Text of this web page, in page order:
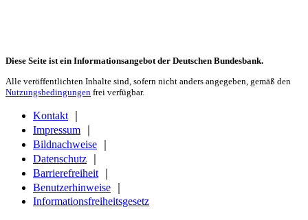
Diese Seite ist ein Informationsangebot der Deutschen Bundesbank.
Alle veröffentlichten Inhalte sind, sofern nicht anders angegeben, gemäß den
Nutzungsbedingungen frei verfügbar.
Kontakt
Impressum
Bildnachweise
Datenschutz
Barrierefreiheit
Benutzerhinweise
Informationsfreiheitsgesetz